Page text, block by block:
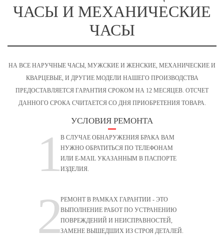
ЧАСЫ И МЕХАНИЧЕСКИЕ
ЧАСЫ
НА ВСЕ НАРУЧНЫЕ ЧАСЫ, МУЖСКИЕ И ЖЕНСКИЕ, МЕХАНИЧЕСКИЕ И
КВАРЦЕВЫЕ, И ДРУГИЕ МОДЕЛИ НАШЕГО ПРОИЗВОДСТВА
ПРЕДОСТАВЛЯЕТСЯ ГАРАНТИЯ СРОКОМ НА 12 МЕСЯЦЕВ. ОТСЧЕТ
ДАННОГО СРОКА СЧИТАЕТСЯ СО ДНЯ ПРИОБРЕТЕНИЯ ТОВАРА.
УСЛОВИЯ РЕМОНТА
1В СЛУЧАЕ ОБНАРУЖЕНИЯБРАКА ВАМ
НУЖНООБРАТИТЬСЯ ПО ТЕЛЕФОНАМ
ИЛИ E-MAIL УКАЗАННЫМВ ПАСПОРТЕ
ИЗДЕЛИЯ.
2РЕМОНТ В РАМКАХ ГАРАНТИИ- ЭТО
ВЫПОЛНЕНИЕ РАБОТПО УСТРАНЕНИЮ
ПОВРЕЖДЕНИЙИ НЕИСПРАВНОСТЕЙ,
ЗАМЕНЕВЫШЕДШИХ ИЗ СТРОЯ ДЕТАЛЕЙ.